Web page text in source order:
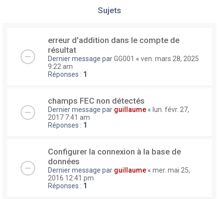
Sujets
erreur d'addition dans le compte de
résultat
Dernier message parGG001 « ven. mars 28, 2025
9:22 am
Réponses : 1
champs FEC non détectés
Dernier message par guillaume « lun. févr. 27,
2017 7:41 am
Réponses : 1
Configurer la connexion à la base de
données
Dernier message par guillaume « mer. mai 25,
2016 12:41 pm
Réponses : 1